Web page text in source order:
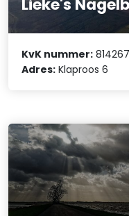
KvK nummer:
Adres: Klaproos 6